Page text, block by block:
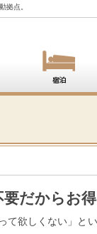
拠点。
だからお
て欲しくない」と